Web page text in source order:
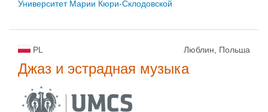
Университет Марии Кюри-Склодовской
PL Люблин, Польша
Джаз и эстрадная музыка